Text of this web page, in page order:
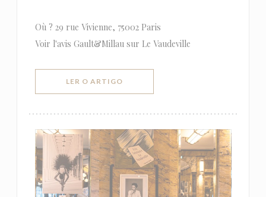
Où ? 29 rue Vivienne, 75002 Paris
Voir l'avis Gault&Millau sur Le Vaudeville
LER O ARTIGO((ABRE NUMA NOVA JANELA))